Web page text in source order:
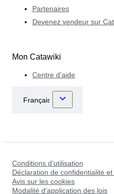
Partenaires
Devenez vendeur sur
Mon Catawiki
Centre d’aide
Conditions d’utilisation
Déclaration de confidentialité
Avis sur les cookies
Modalité d'application des lois